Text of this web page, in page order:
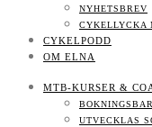
NYHETSBREV
CYKELLYCKA
CYKELPODD
OM ELNA
MTB-KURSER &
UTVECKLAS